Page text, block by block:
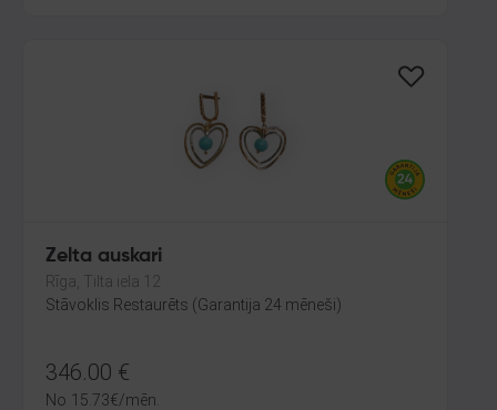
Zelta auskari
Rīga, Tilta iela 12
Stāvoklis Restaurēts (Garantija 24 mēneši)
346.00 €
No 15.73€/mēn.